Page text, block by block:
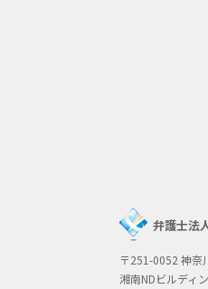
弁護士法
〒251-0052 神奈
湘南NDビルディ